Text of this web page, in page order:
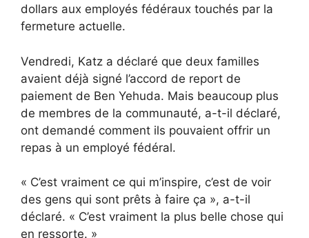
dollars aux employés fédéraux touchés par la
fermeture actuelle.
Vendredi, Katz a déclaré que deux familles
avaient déjà signé l’accord de report de
paiement de Ben Yehuda. Mais beaucoup plus
de membres de la communauté, a-t-il déclaré,
ont demandé comment ils pouvaient offrir un
repas à un employé fédéral.
« C’est vraiment ce qui m’inspire, c’est de voir
des gens qui sont prêts à faire ça », a-t-il
déclaré. « C’est vraiment la plus belle chose qui
en ressorte. »